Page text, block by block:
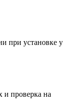
при установке у
проверка на